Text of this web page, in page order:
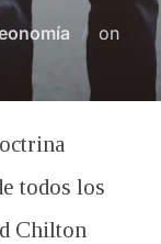
on
todos los
Chilton